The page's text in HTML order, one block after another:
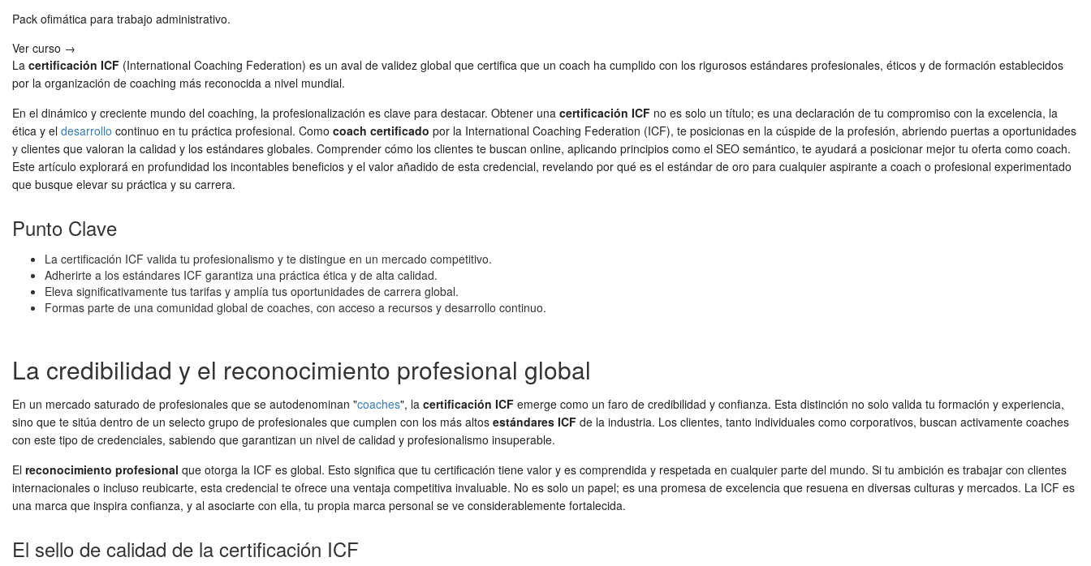
Pack ofimática para trabajo administrativo.
Ver curso →
La certificación ICF (International Coaching Federation) es un aval de validez global que certifica que un coach ha cumplido con los rigurosos estándares profesionales, éticos y de formación establecidos
por la organización de coaching más reconocida a nivel mundial.
En el dinámico y creciente mundo del coaching, la profesionalización es clave para destacar. Obtener una certificación ICF no es solo un título; es una declaración de tu compromiso con la excelencia, la
ética y el desarrollo continuo en tu práctica profesional. Como coach certificado por la International Coaching Federation (ICF), te posicionas en la cúspide de la profesión, abriendo puertas a oportunidades
y clientes que valoran la calidad y los estándares globales. Comprender cómo los clientes te buscan online, aplicando principios como el SEO semántico, te ayudará a posicionar mejor tu oferta como coach.
Este artículo explorará en profundidad los incontables beneficios y el valor añadido de esta credencial, revelando por qué es el estándar de oro para cualquier aspirante a coach o profesional experimentado
que busque elevar su práctica y su carrera.
Punto Clave
La certificación ICF valida tu profesionalismo y te distingue en un mercado competitivo.
Adherirte a los estándares ICF garantiza una práctica ética y de alta calidad.
Eleva significativamente tus tarifas y amplía tus oportunidades de carrera global.
Formas parte de una comunidad global de coaches, con acceso a recursos y desarrollo continuo.
La credibilidad y el reconocimiento profesional global
En un mercado saturado de profesionales que se autodenominan "coaches", la certificación ICF emerge como un faro de credibilidad y confianza. Esta distinción no solo valida tu formación y experiencia,
sino que te sitúa dentro de un selecto grupo de profesionales que cumplen con los más altos estándares ICF de la industria. Los clientes, tanto individuales como corporativos, buscan activamente coaches
con este tipo de credenciales, sabiendo que garantizan un nivel de calidad y profesionalismo insuperable.
El reconocimiento profesional que otorga la ICF es global. Esto significa que tu certificación tiene valor y es comprendida y respetada en cualquier parte del mundo. Si tu ambición es trabajar con clientes
internacionales o incluso reubicarte, esta credencial te ofrece una ventaja competitiva invaluable. No es solo un papel; es una promesa de excelencia que resuena en diversas culturas y mercados. La ICF es
una marca que inspira confianza, y al asociarte con ella, tu propia marca personal se ve considerablemente fortalecida.
El sello de calidad de la certificación ICF